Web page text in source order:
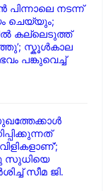
പിന്നാലെ നടന്ന്
ചെയ്യും;
കല്ലെടുത്ത്
സ്കൂൾകാല
പങ്കുവെച്ച്
സുധിയെ
സീമ ജി.